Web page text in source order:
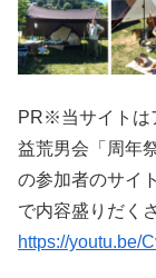
PR※当サイトは
益荒男会「周年
の参加者のサイ
で内容盛りだく
https://youtu.be/